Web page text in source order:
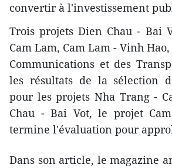
convertir à l'investissement
Trois projets Dien Chau - Bai
Cam Lam, Cam Lam - Vinh
Communications et des
les résultats de la sélection
pour les projets Nha Trang -
Chau - Bai Vot, le projet
termine l'évaluation pour
Dans son article, le magazine